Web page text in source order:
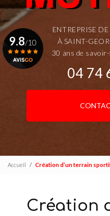
ENTREPRISE
À SAINT-
30 ans de
04 74
9.8/10
Accueil Création d’un terrain
Création